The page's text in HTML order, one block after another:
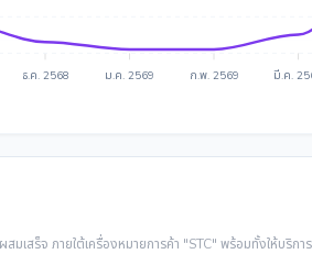
ธ.ค. 2568 ม.ค. 2569 ก.พ. 2569 มี.ค.
สร็จ ภายใต้เครื่องหมายการค้า "STC" พร้อมทั้งให้บริกา